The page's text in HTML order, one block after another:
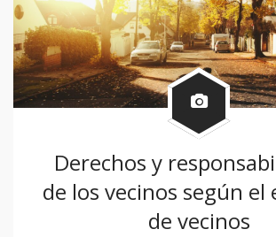
Derechos y
de los vecinos según
de vecinos